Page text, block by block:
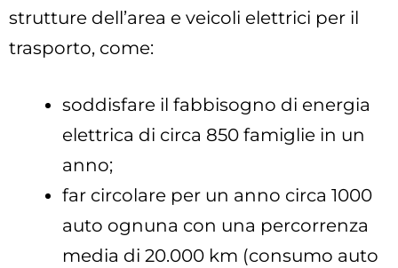
strutture dell’area e veicoli elettrici per il
trasporto, come:
soddisfare il fabbisogno di energia
elettrica di circa 850 famiglie in un
anno;
far circolare per un anno circa 1000
auto ognuna con una percorrenza
media di 20.000 km (consumo auto